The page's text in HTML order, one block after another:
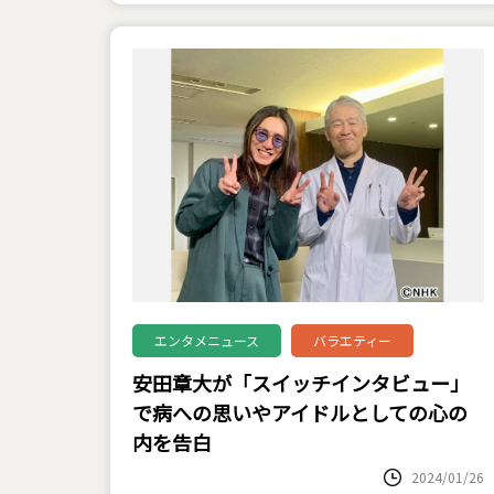
エンタメニュース バラエティー
安田章大が「スイッチインタビュー」
で病への思いやアイドルとしての心の
内を告白
2024/01/26